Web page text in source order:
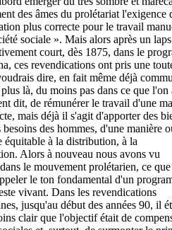
des âmes du prolétariat l'exigence
plus correcte pour le travail
sociale ». Mais alors après un
court, dès 1875, dans le
ces revendications ont pris une
dire, en fait même déjà
là, du moins pas dans ce que l'on
dit, de rémunérer le travail d'une
mais déjà il s'agit d'apporter des
besoins des hommes, d'une manière
équitable à la distribution, à la
Alors à nouveau nous avons vu
le mouvement prolétarien, ce
le ton fondamental d'un
vivant. Dans les revendications
jusqu'au début des années 90, il
clair que l'objectif était de